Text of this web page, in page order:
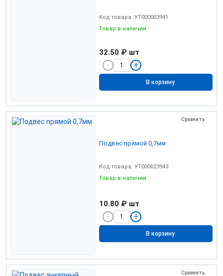
Код товара: УТ000003941
Товар в наличии
32.50 ₽ шт
В корзину
Сравнить
Подвес прямой 0,7мм
Код товара: УТ000023943
Товар в наличии
10.80 ₽ шт
В корзину
Сравнить